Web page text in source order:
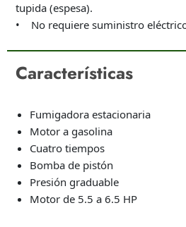
tupida (espesa).
• No requiere suministro
Características
Fumigadora estacionaria
Motor a gasolina
Cuatro tiempos
Bomba de pistón
Presión graduable
Motor de 5.5 a 6.5 HP